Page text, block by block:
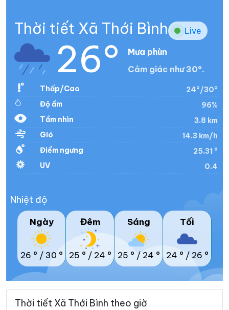
Thời tiết Xã Thới Bình Live
26°
Mưa phùn
Cảm giác như 30°.
Thấp/Cao
24°/30°
Độ ẩm
96%
Tầm nhìn
3.8 km
Gió
14.3 km/h
Điểm ngưng
25.31 °
UV
0.4
Nhiệt độ
Ngày
26 ° / 30 °
Đêm
25 ° / 24 °
Sáng
25 ° / 24 °
Tối
24 ° / 26 °
Thời tiết Xã Thới Bình theo giờ